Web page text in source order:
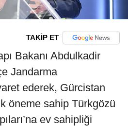
TAKİP ET
Bakanı Abdulkadir
Jandarma
ederek, Gürcistan
öneme sahip Türkgözü
ev sahipliği